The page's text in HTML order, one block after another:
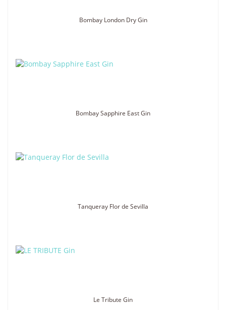
Bombay London Dry Gin
Bombay Sapphire East Gin
Tanqueray Flor de Sevilla
Le Tribute Gin